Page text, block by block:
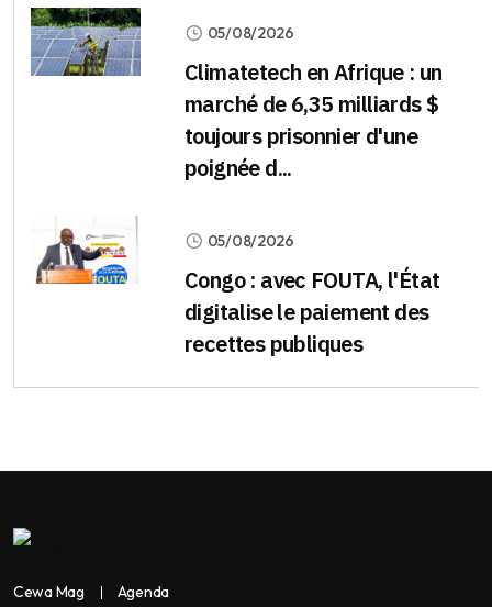
05/08/2026
Climatetech en Afrique : un
marché de 6,35 milliards $
toujours prisonnier d'une
poignée d...
05/08/2026
Congo : avec FOUTA, l'État
digitalise le paiement des
recettes publiques
Cewa Mag Agenda